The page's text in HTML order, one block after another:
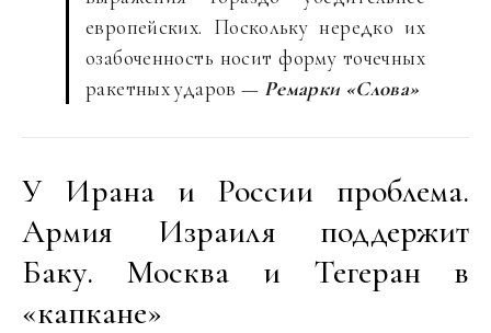
европейских. Поскольку нередко их
озабоченность носит форму точечных
ракетных ударов — Ремарки «Слова»
У Ирана и России проблема.
Армия Израиля поддержит
Баку. Москва и Тегеран в
«капкане»